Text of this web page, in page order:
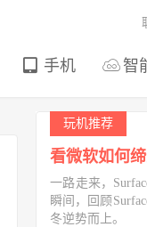
手机 智
玩机推荐
看微软如何
一路走来，
瞬间，回顾
冬逆势而上。